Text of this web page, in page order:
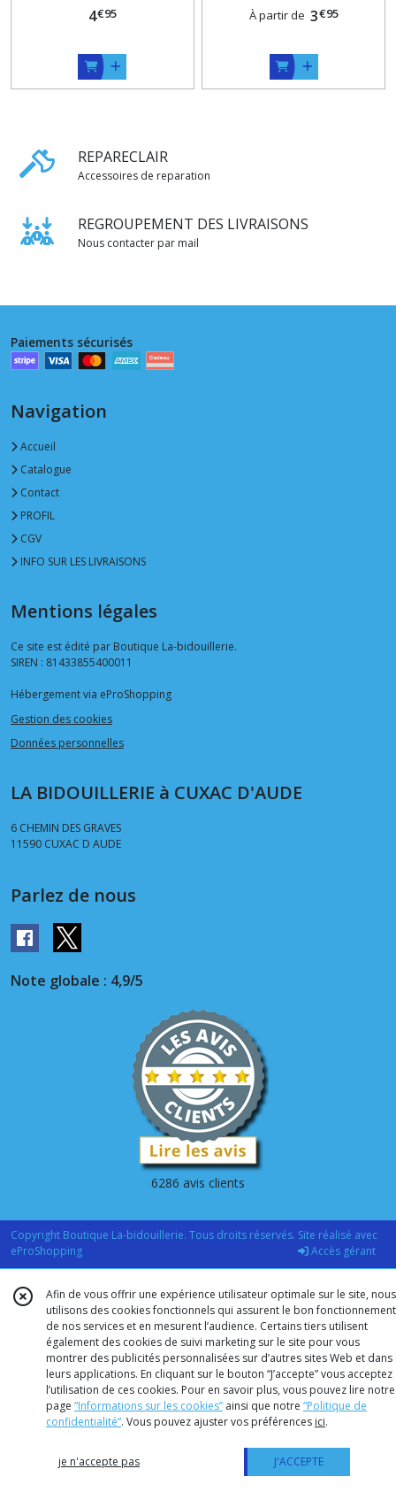
Doré ou Argenté
4€95 À partir de 3€95
REPARECLAIR
Accessoires de reparation
REGROUPEMENT DES LIVRAISONS
Nous contacter par mail
Paiements sécurisés
Navigation
Accueil
Catalogue
Contact
PROFIL
CGV
INFO SUR LES LIVRAISONS
Mentions légales
Ce site est édité par Boutique La-bidouillerie.
SIREN : 81433855400011
Hébergement via eProShopping
Gestion des cookies
Données personnelles
LA BIDOUILLERIE à CUXAC D'AUDE
6 CHEMIN DES GRAVES
11590 CUXAC D AUDE
Parlez de nous
Note globale : 4,9/5
6286 avis clients
Copyright Boutique La-bidouillerie. Tous droits réservés. Site réalisé avec
eProShopping
Accès gérant
Afin de vous offrir une expérience utilisateur optimale sur le site, nous
utilisons des cookies fonctionnels qui assurent le bon fonctionnement
de nos services et en mesurent l’audience. Certains tiers utilisent
également des cookies de suivi marketing sur le site pour vous
montrer des publicités personnalisées sur d’autres sites Web et dans
leurs applications. En cliquant sur le bouton “J’accepte” vous acceptez
l’utilisation de ces cookies. Pour en savoir plus, vous pouvez lire notre
page “Informations sur les cookies” ainsi que notre “Politique de
confidentialité“. Vous pouvez ajuster vos préférences ici.
je n'accepte pas J'ACCEPTE